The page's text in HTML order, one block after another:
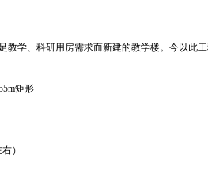
教学、科研用房需求而新建的教学楼。今以此
矩形
）